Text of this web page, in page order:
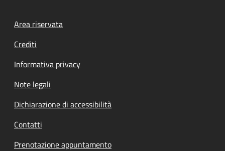
Footer menu
Area riservata
Crediti
Informativa privacy
Note legali
Dichiarazione di accessibilità
Contatti
Prenotazione appuntamento